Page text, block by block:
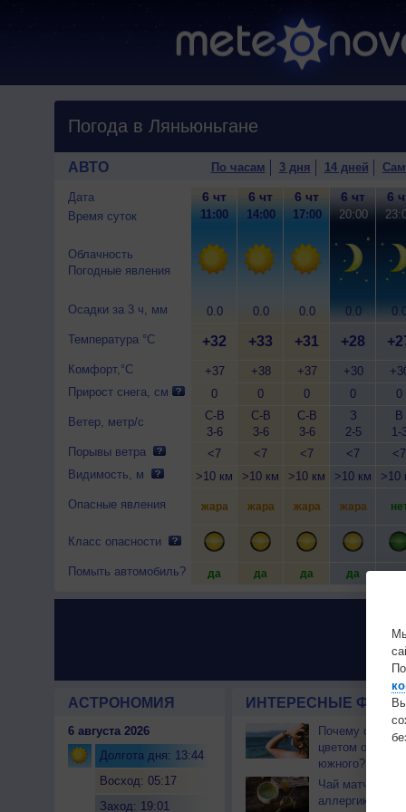
Погода в Ляньюньгане
АВТО По часам 3 дня 14 дней
Дата
Время суток
Облачность
Погодные явления
Осадки за 3 ч, мм
Температура °C
Комфорт,°C
Прирост снега, см
Ветер, метр/с
Порывы ветра
Видимость, м
Опасные явления
Класс опасности
Помыть автомобиль?
6 чт
11:00
0.0
+32
+37
0
С-В
3-6
<7
>10 км
жара
да
6 чт
14:00
0.0
+33
+38
0
С-В
3-6
<7
>10 км
жара
да
6 чт
17:00
0.0
+31
+37
0
С-В
3-6
<7
>10 км
жара
да
6 чт
20:00
0.0
+28
+30
0
З
2-5
<7
>10 км
жара
да
6
0
В
1-
<7
>10
да
АСТРОНОМИЯ
6 августа 2026
Долгота дня: 13:44
Восход: 05:17
Заход: 19:01
ИНТЕРЕСНЫЕ
Почему
цветом
южного?
Чай матча
аллергикам